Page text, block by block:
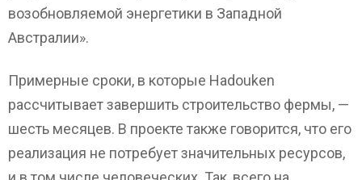
возобновляемой энергетики в Западной
Австралии».
Примерные сроки, в которые Hadouken
рассчитывает завершить строительство фермы, —
шесть месяцев. В проекте также говорится, что его
реализация не потребует значительных ресурсов,